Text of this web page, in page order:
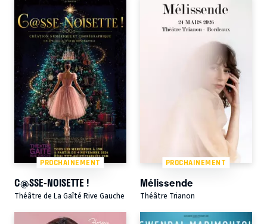
PROCHAINEMENT
C@SSE-NOISETTE !
Théâtre de La Gaîté Rive Gauche
PROCHAINEMENT
Mélissende
Théâtre Trianon